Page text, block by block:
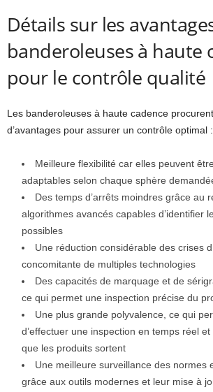
Détails sur les
banderoleuses à haute
pour le contrôle qualité
Les banderoleuses à haute cadence
d’avantages pour assurer un contrôle optimal :
Meilleure flexibilité car elles peuvent
adaptables selon chaque sphère
Des temps d’arrêts moindres grâce au
algorithmes avancés capables d’identifier
possibles
Une réduction considérable des crises
concomitante de multiples technologies
Des capacités de marquage et de
ce qui permet une inspection précise du
Une plus grande polyvalence, ce qui
d’effectuer une inspection en temps réel
que les produits sortent
Une meilleure surveillance des normes
grâce aux outils modernes et leur mise à